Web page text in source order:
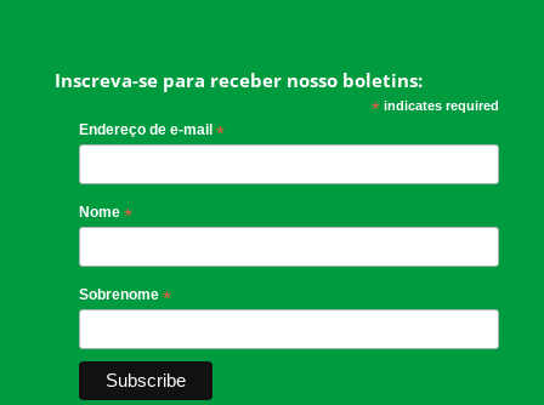
Inscreva-se para receber nosso boletins:
*indicates required
Endereço de e-mail *
Nome *
Sobrenome *